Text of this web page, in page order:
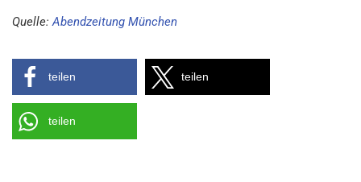
Quelle:Abendzeitung München
teilen teilen
teilen